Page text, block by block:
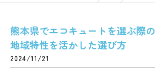
熊本県でエコキュートを選ぶ際
地域特性を活かした選び方
2024/11/21